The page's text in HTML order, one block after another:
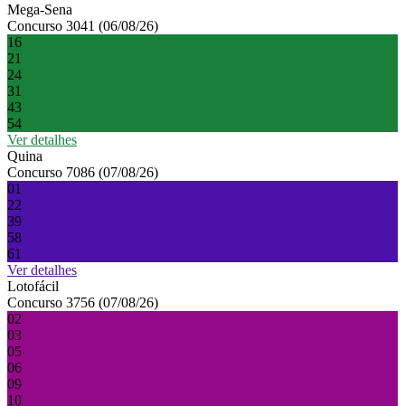
Mega-Sena
Concurso 3041 (06/08/26)
16
21
24
31
43
54
Ver detalhes
Quina
Concurso 7086 (07/08/26)
01
22
39
58
61
Ver detalhes
Lotofácil
Concurso 3756 (07/08/26)
02
03
05
06
09
10